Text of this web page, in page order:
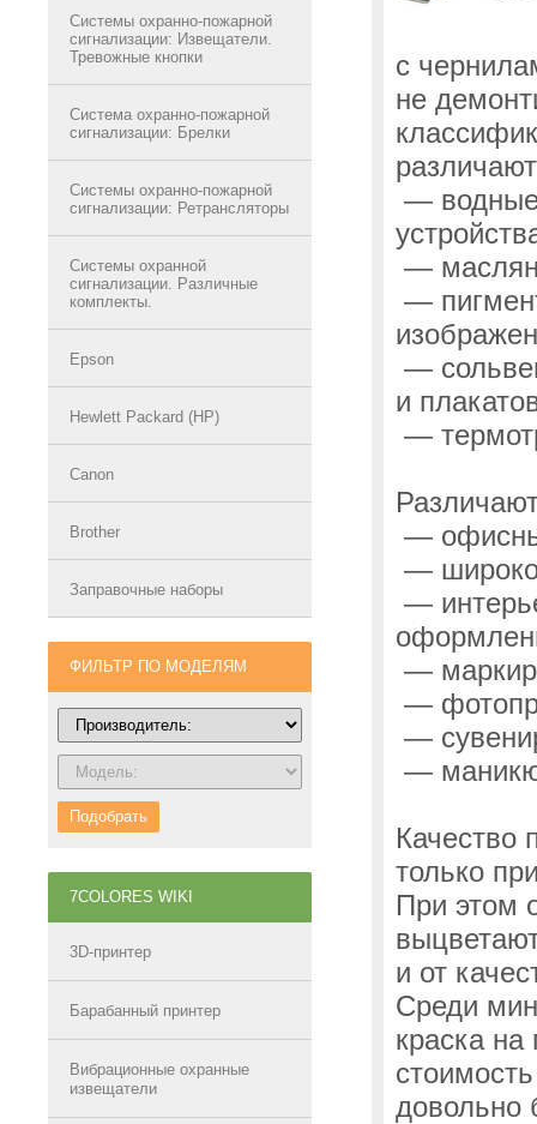
Системы охранно-пожарной
сигнализации: Извещатели.
Тревожные кнопки
Система охранно-пожарной
сигнализации: Брелки
Системы охранно-пожарной
сигнализации: Ретрансляторы
Системы охранной
сигнализации. Различные
комплекты.
Epson
Hewlett Packard (HP)
Canon
Brother
Заправочные наборы
ФИЛЬТР ПО МОДЕЛЯМ
Подобрать
7COLORES WIKI
3D-принтер
Барабанный принтер
Вибрационные охранные
извещатели
с
не
—
—
—
—
и
—
—
—
—
—
—
—
—
Качество
только
При этом
и от
Среди
краска на
довольно